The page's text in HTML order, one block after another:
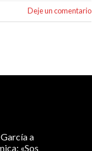
Deje un comentario
a
«Sos